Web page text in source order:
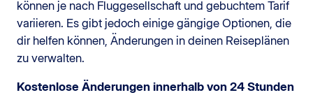
können je nach Fluggesellschaft und gebuchtem Tarif
variieren. Es gibt jedoch einige gängige Optionen, die
dir helfen können, Änderungen in deinen Reiseplänen
zu verwalten.
Kostenlose Änderungen innerhalb von 24 Stunden